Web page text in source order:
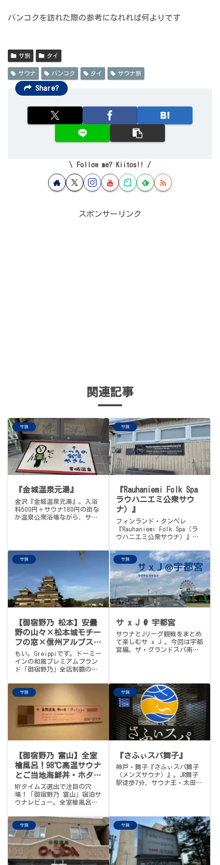
バンコクを訪れた際の参考になれれば何よりです
サ旅 タイ
サウナ バンコク タイ サウナ旅
Share?
Follow me? Kiitos!!
スポンサーリンク
関連記事
サ旅
『金城温泉元湯』
金沢『金城温泉元湯』。入浴
料500円＋サウナ180円の街な
か温泉公衆浴場ながら、サウ
露天温泉と外気浴スペース。
第2・第4土曜には北陸アウフ
グースチームによる「金城あ
うふぐーす」も。1年越しの火
曜定休リベンジ、圧倒的な日
常感に、ほっこり。
サ旅
『Rauhaniemi Folk Spa
ラウハニエミ公衆サウ
ナ）』
フィンランド・タンペレ
『Rauhaniemi Folk Spa（ラ
ウハニエミ公衆サウナ）』。
（Näsijärvi）に突き出した
岬に建つ、伝統的な木造・薪
の公衆サウナ。6年ぶり2度目
の年末訪問記。受付は「シス
テムトラブルで先に入っちゃ
って」と信用ベース、更衣室
のロッカーには鍵もかからな
い、この国らしいたたずま
ロウリュ、半分くらいのお客
さんが被る「サウナハット改
めニット帽」、6年前は完全凍
結だった湖が今回は普通に入
れた景色、そして、そう、こ
サ旅
【御宿野乃 松本】安曇
野の山々×松本城モチー
フの窓×信州アルプス牛
鍋！あづみの湯を徹底レ
ビュー
もい。Greippiです。ドーミー
インの和風プレミアムブラン
ド「御宿野乃」全店制覇の
アルプス・安曇野の玄関口、
長野県松本市の「天然温泉 あ
す。【まず訂正とお詫び】開
業順を間違えていまし...
サ旅
サ x J @ 宇都宮
サウナとJリーグ観戦をまとめ
て楽しむサ x J 。今回は宇都
宮編。ザ・グランドスパ南大
サ旅
【御宿野乃 富山】全室
檜風呂！98℃高温サウナ
とご当地海鮮丼・ホタル
イカを堪能（NYタイムズ
選出の街）
NYタイムズ選出で注目の穴
場！「御宿野乃 富山」宿泊サ
ウナレビュー。全室檜風呂の
14℃水風呂の客観的データか
ら、朝食バイキングのご当地
海鮮丼まで徹底解説。インバ
ウンド激増前に行くべき極上
の富山サウナ旅の全貌をお届
けします。
サ旅
『さふぃスパ舞子』
神戸・舞子『さふぃスパ舞子
（メンズサウナ）』。JR舞子
駅徒歩7分、サウナ王・太田宏
グルシン深水風呂＋四方ジェ
ット＋脳天直撃「クロスカウ
ンター」、そして落ち着ける
オアシス「なぎさ」。〆は元
町の『立ち飲みばん』で厚揚
げとハイボール、バスで伊丹
サ旅 サ旅